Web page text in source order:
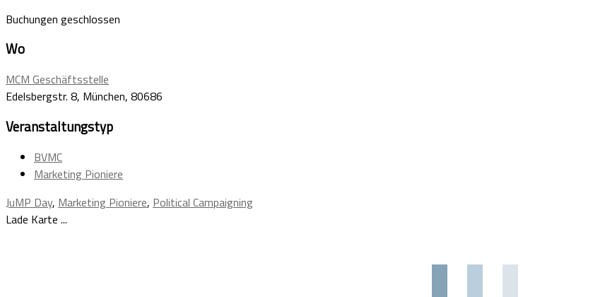
Buchungen geschlossen
Wo
MCM Geschäftsstelle
Edelsbergstr. 8, München, 80686
Veranstaltungstyp
BVMC
Marketing Pioniere
JuMP Day, Marketing Pioniere, Political Campaigning
Lade Karte ...